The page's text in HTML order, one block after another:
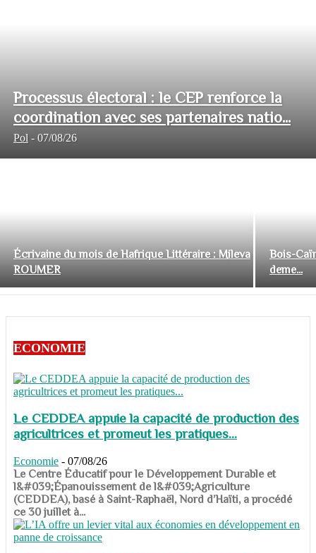
Processus électoral : le CEP renforce la
coordination avec ses partenaires natio...
Pol - 07/08/26
Écrivaine du mois de Hafrique Littéraire : Mileva
ROUMER
Bois-
deme...
ECONOMIE
Le CEDDEA appuie la capacité de production des
agricultrices et promeut les pratiques...
Economie - 07/08/26
​​​​​​​Le Centre Éducatif pour le Développement Durable et
l&#039;Épanouissement de l&#039;Agriculture
(CEDDEA), basé à Saint-Raphaël, Nord d’Haïti, a procédé
ce 30 juillet à...